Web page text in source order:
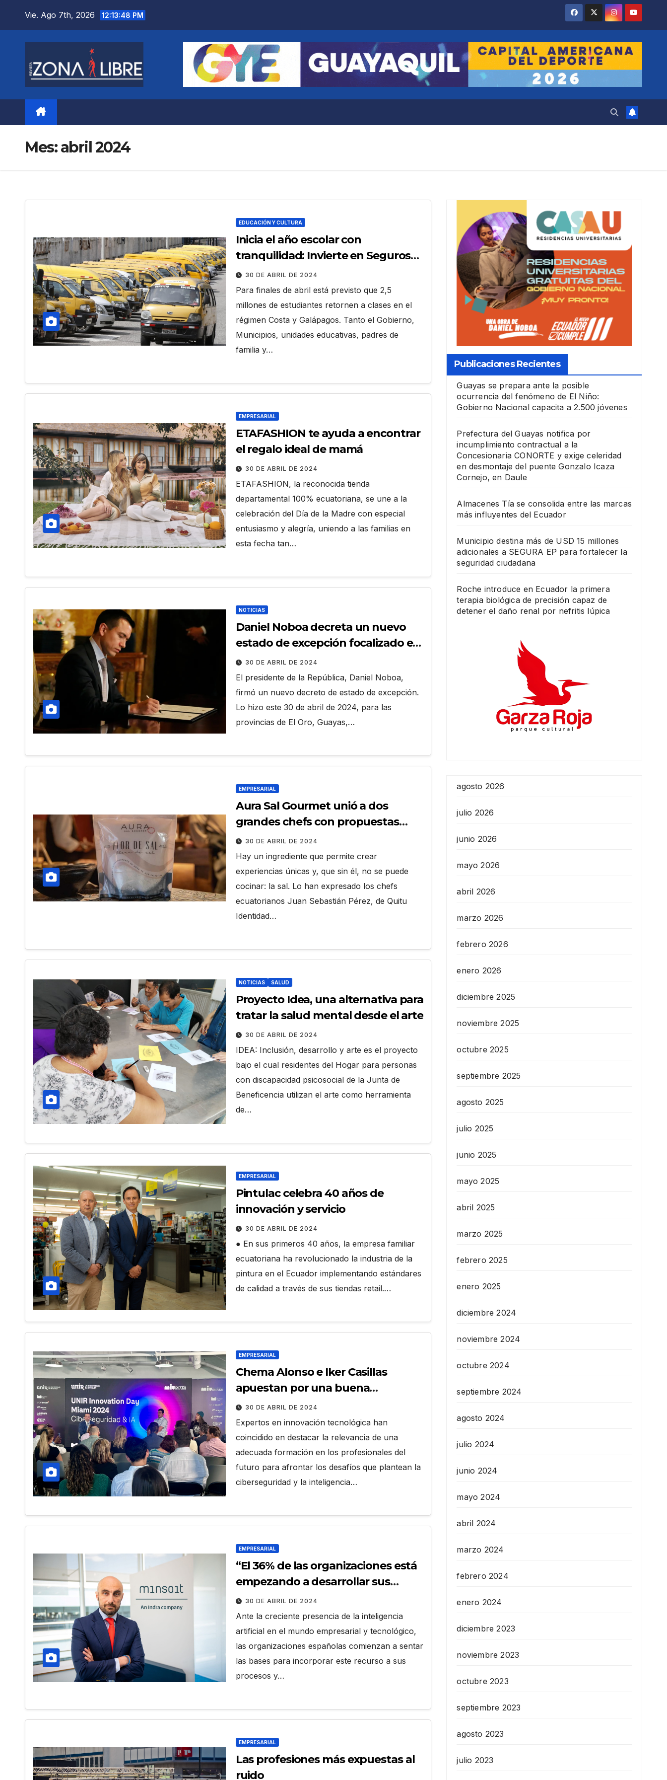
Vie. Ago 7th, 2026 12:13:50 PM
Mes:abril 2024
EDUCACIÓN Y CULTURA
Inicia el año escolar con
tranquilidad: Invierte en Seguros
para Transporte Escolar y de
Accidentes
30 DE ABRIL DE 2024
Para finales de abril está previsto que 2,5
millones de estudiantes retornen a clases en el
régimen Costa y Galápagos. Tanto el Gobierno,
Municipios, unidades educativas, padres de
familia y…
EMPRESARIAL
ETAFASHION te ayuda a encontrar
el regalo ideal de mamá
30 DE ABRIL DE 2024
ETAFASHION, la reconocida tienda
departamental 100% ecuatoriana, se une a la
celebración del Día de la Madre con especial
entusiasmo y alegría, uniendo a las familias en
esta fecha tan…
NOTICIAS
Daniel Noboa decreta un nuevo
estado de excepción focalizado en
5 provincias
30 DE ABRIL DE 2024
El presidente de la República, Daniel Noboa,
firmó un nuevo decreto de estado de excepción.
Lo hizo este 30 de abril de 2024, para las
provincias de El Oro, Guayas,…
EMPRESARIAL
Aura Sal Gourmet unió a dos
grandes chefs con propuestas
nicas y sabores autóctonos
30 DE ABRIL DE 2024
Hay un ingrediente que permite crear
experiencias únicas y, que sin él, no se puede
cocinar: la sal. Lo han expresado los chefs
ecuatorianos Juan Sebastián Pérez, de Quitu
Identidad…
NOTICIAS SALUD
Proyecto Idea, una alternativa para
tratar la salud mental desde el arte
30 DE ABRIL DE 2024
IDEA: Inclusión, desarrollo y arte es el proyecto
bajo el cual residentes del Hogar para personas
con discapacidad psicosocial de la Junta de
Beneficencia utilizan el arte como herramienta
de…
EMPRESARIAL
Pintulac celebra 40 años de
innovación y servicio
30 DE ABRIL DE 2024
● En sus primeros 40 años, la empresa familiar
ecuatoriana ha revolucionado la industria de la
pintura en el Ecuador implementando estándares
de calidad a través de sus tiendas retail.…
EMPRESARIAL
Chema Alonso e Iker Casillas
apuestan por una buena
formación para afrontar los
desafíos de la Ciberseguridad y la
IA, en el UNIR Innovation Day
Miami
30 DE ABRIL DE 2024
Expertos en innovación tecnológica han
coincidido en destacar la relevancia de una
adecuada formación en los profesionales del
futuro para afrontar los desafíos que plantean la
ciberseguridad y la inteligencia…
EMPRESARIAL
“El 36% de las organizaciones está
empezando a desarrollar sus
planes de inteligencia artificial»
30 DE ABRIL DE 2024
Ante la creciente presencia de la inteligencia
artificial en el mundo empresarial y tecnológico,
las organizaciones españolas comienzan a sentar
las bases para incorporar este recurso a sus
procesos y…
EMPRESARIAL
Las profesiones más expuestas al
ruido
Publicaciones Recientes
Guayas se prepara ante la posible
ocurrencia del fenómeno de El Niño:
Gobierno Nacional capacita a 2.500 jóvenes
Prefectura del Guayas notifica por
incumplimiento contractual a la
Concesionaria CONORTE y exige celeridad
en desmontaje del puente Gonzalo Icaza
Cornejo, en Daule
Almacenes Tía se consolida entre las marcas
más influyentes del Ecuador
Municipio destina más de USD 15 millones
adicionales a SEGURA EP para fortalecer la
seguridad ciudadana
Roche introduce en Ecuador la primera
terapia biológica de precisión capaz de
detener el daño renal por nefritis lúpica
agosto 2026
julio 2026
junio 2026
mayo 2026
abril 2026
marzo 2026
febrero 2026
enero 2026
diciembre 2025
noviembre 2025
octubre 2025
septiembre 2025
agosto 2025
julio 2025
junio 2025
mayo 2025
abril 2025
marzo 2025
febrero 2025
enero 2025
diciembre 2024
noviembre 2024
octubre 2024
septiembre 2024
agosto 2024
julio 2024
junio 2024
mayo 2024
abril 2024
marzo 2024
febrero 2024
enero 2024
diciembre 2023
noviembre 2023
octubre 2023
septiembre 2023
agosto 2023
julio 2023